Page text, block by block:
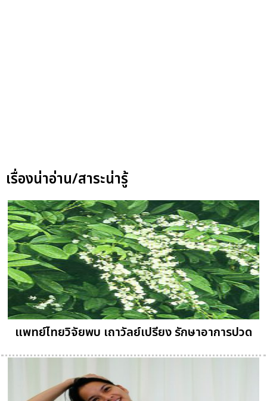
เรื่องน่าอ่าน/สาระน่ารู้
แพทย์ไทยวิจัยพบ เถาวัลย์เปรียง รักษาอาการปวด